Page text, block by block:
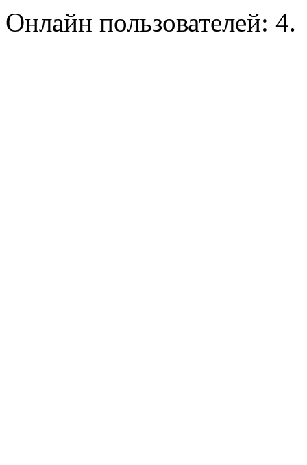
Онлайн пользователей: 4.